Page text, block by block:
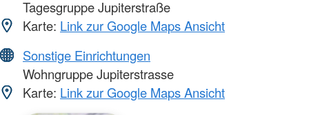
Tagesgruppe Jupiterstraße
Karte: Link zur Google Maps Ansicht
Sonstige Einrichtungen
Wohngruppe Jupiterstrasse
Karte: Link zur Google Maps Ansicht